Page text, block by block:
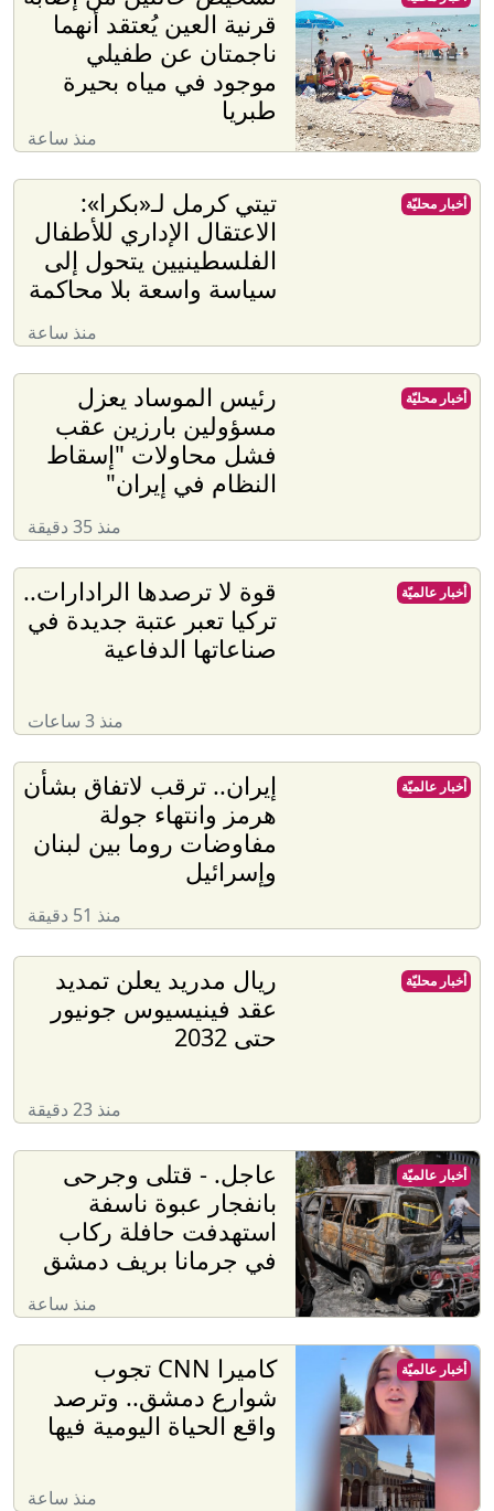
قرنية العين يُعتقد أنهما
ناجمتان عن طفيلي
موجود في مياه بحيرة
طبريا
منذ ساعة
تيتي كرمل لـ«بكرا»:
الاعتقال الإداري للأطفال
الفلسطينيين يتحول إلى
سياسة واسعة بلا محاكمة
منذ ساعة
أخبار محليّة
رئيس الموساد يعزل
مسؤولين بارزين عقب
فشل محاولات "إسقاط
النظام في إيران"
منذ 35 دقيقة
أخبار محليّة
قوة لا ترصدها الرادارات..
تركيا تعبر عتبة جديدة في
صناعاتها الدفاعية
منذ 3 ساعات
أخبار عالميّة
إيران.. ترقب لاتفاق بشأن
هرمز وانتهاء جولة
مفاوضات روما بين لبنان
وإسرائيل
منذ 51 دقيقة
أخبار عالميّة
ريال مدريد يعلن تمديد
عقد فينيسيوس جونيور
حتى 2032
منذ 23 دقيقة
أخبار محليّة
عاجل. - قتلى وجرحى
بانفجار عبوة ناسفة
استهدفت حافلة ركاب
في جرمانا بريف دمشق
منذ ساعة
أخبار عالميّة
كاميرا CNN تجوب
شوارع دمشق.. وترصد
واقع الحياة اليومية فيها
منذ ساعة
أخبار عالميّة